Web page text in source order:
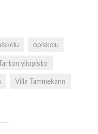
opiskelu
yliopisto
Villa Tammekann